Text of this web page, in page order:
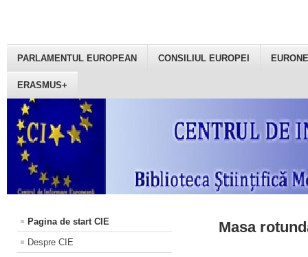
PARLAMENTUL EUROPEAN CONSILIUL EUROPEI
ERASMUS+
Pagina de start CIE
Despre CIE
Masa